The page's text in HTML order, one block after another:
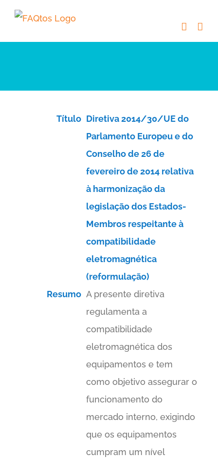
Skip
content
Título Diretiva 2014/30/UE do
Parlamento Europeu e do
Conselho de 26 de
fevereiro de 2014 relativa
à harmonização da
legislação dos Estados-
Membros respeitante à
compatibilidade
eletromagnética
(reformulação)
Resumo A presente diretiva
regulamenta a
compatibilidade
eletromagnética dos
equipamentos e tem
como objetivo assegurar o
funcionamento do
mercado interno, exigindo
que os equipamentos
cumpram um nível